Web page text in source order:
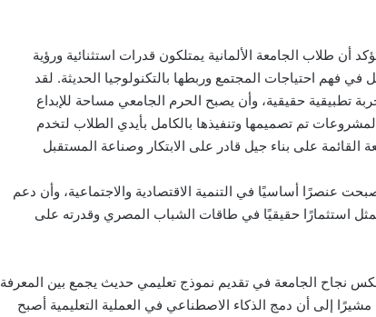
طلاب الجامعة الألمانية يمتلكون قدرات استثنائية ورؤية
فهم احتياجات المجتمع وربطها بالتكنولوجيا الحديثة. لقد
تطبيقية حقيقية، وأن يصبح الحرم الجامعي مساحة للإبداع
تم تصميمها وتنفيذها بالكامل بأيدي الطلاب لتخدم
على بناء جيل قادر على الابتكار وصناعة المستقبل
عنصرًا أساسيًا في التنمية الاقتصادية والاجتماعية، وأن دعم
استثمارًا حقيقيًا في طاقات الشباب المصري وقدرته على
نجاح الجامعة في تقديم نموذج تعليمي حديث يجمع بين المعرفة
مشيرًا إلى أن دمج الذكاء الاصطناعي في العملية التعليمية أصبح